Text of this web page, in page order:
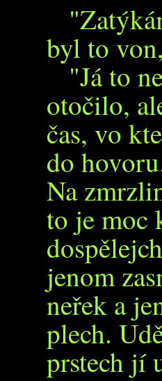
byl to
"Já to
otočilo,
čas, vo
do
Na
to je moc
jenom
neřek a
plech.
prstech jí